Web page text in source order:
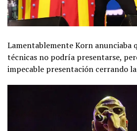
Lamentablemente Korn anunciaba
técnicas no podría presentarse,
impecable presentación cerrando